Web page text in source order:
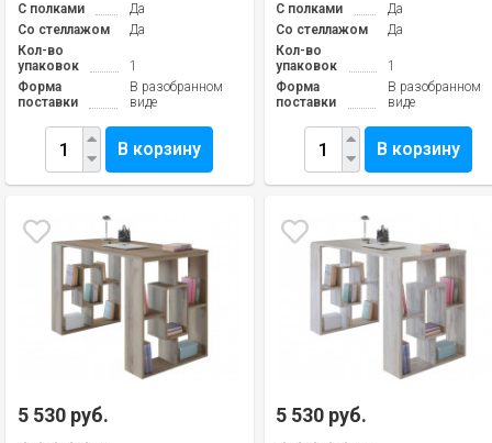
С полками
Да
Со стеллажом
Да
Кол-во
упаковок
1
Форма
поставки
В разобранном
виде
В корзину
С полками
Да
Со стеллажом
Да
Кол-во
упаковок
1
Форма
поставки
В разобранном
виде
В корзину
5 530 руб. 5 530 руб.